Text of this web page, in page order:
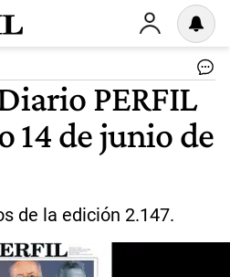
PERFIL
14 de junio de
de la edición 2.147.